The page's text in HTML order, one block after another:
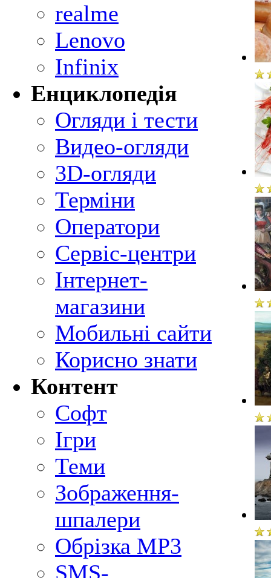
realme
Lenovo
Infinix
Енциклопедія
Огляди і тести
Видео-огляди
3D-огляди
Терміни
Оператори
Сервіс-центри
Інтернет-
магазини
Мобильні сайти
Корисно знати
Контент
Софт
Ігри
Теми
Зображення-
шпалери
Обрізка MP3
SMS-